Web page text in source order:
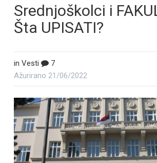
Srednjoškolci i
Šta UPISATI?
in Vesti
7
Ažurirano 21/06/2022